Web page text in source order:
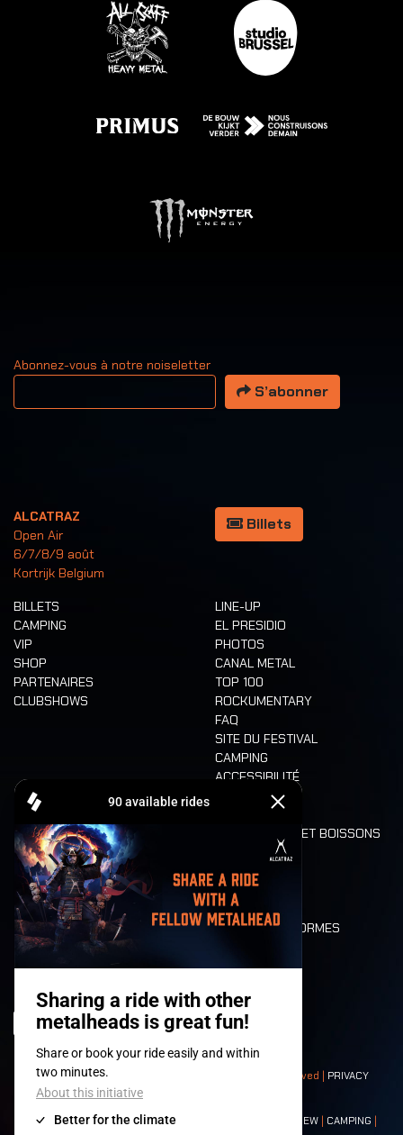
Abonnez-vous à notre noiseletter
Votre adresse email
S’abonner
ALCATRAZ
Open Air
6/7/8/9 août
Kortrijk Belgium
Billets
BILLETS
CAMPING
VIP
SHOP
PARTENAIRES
CLUBSHOWS
LINE-UP
EL PRESIDIO
PHOTOS
CANAL METAL
TOP 100
ROCKUMENTARY
FAQ
SITE DU FESTIVAL
CAMPING
ACCESSIBILITÉ
CASHLESS
ALIMENTATION ET BOISSONS
LONE WOLVES
PLAN
DEATH RIDE
VALEURS ET NORMES
HISTOIRE
© 2008-2026- Apache Productions VZW – All rights reserved | PRIVACY
POLICY|CONDITIONS GÉNÉRALES
Contact:GENERAL| PARTNERSHIPS CREW | CAMPING |